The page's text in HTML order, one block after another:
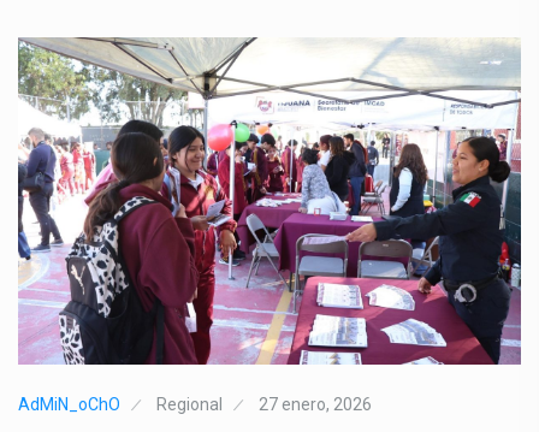
AdMiN_oChO Regional 27 enero, 2026